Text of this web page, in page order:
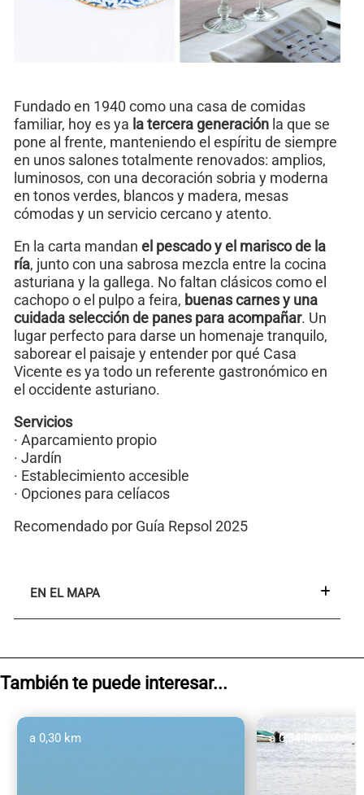
Fundado en 1940 como una casa de comidas
familiar, hoy es ya la tercera generación la que se
pone al frente, manteniendo el espíritu de siempre
en unos salones totalmente renovados: amplios,
luminosos, con una decoración sobria y moderna
en tonos verdes, blancos y madera, mesas
cómodas y un servicio cercano y atento.
En la carta mandan el pescado y el marisco de la
ría, junto con una sabrosa mezcla entre la cocina
asturiana y la gallega. No faltan clásicos como el
cachopo o el pulpo a feira, buenas carnes y una
cuidada selección de panes para acompañar. Un
lugar perfecto para darse un homenaje tranquilo,
saborear el paisaje y entender por qué Casa
Vicente es ya todo un referente gastronómico en
el occidente asturiano.
Servicios
· Aparcamiento propio
· Jardín
· Establecimiento accesible
· Opciones para celíacos
Recomendado por Guía Repsol 2025
EN EL MAPA
También te puede interesar...
a 0,30 km a 0,34 km